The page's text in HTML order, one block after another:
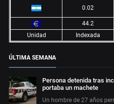
0.02
44.2
Unidad
Indexada
ÚLTIMA SEMANA
Persona detenida tras
portaba un machete
Un hombre de 27 años